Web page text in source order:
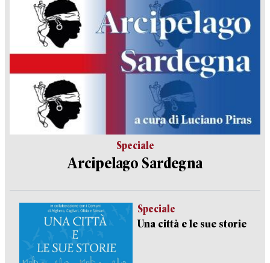
Speciale
Arcipelago Sardegna
Speciale
Una città e le sue storie